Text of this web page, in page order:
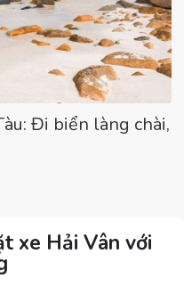
Đi biển làng chài,
xe Hải Vân với